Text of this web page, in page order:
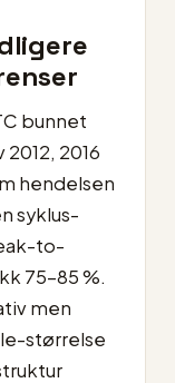
bunnet
2016
hendelsen
syklus-
to-
75–85 %.
men
størrelse